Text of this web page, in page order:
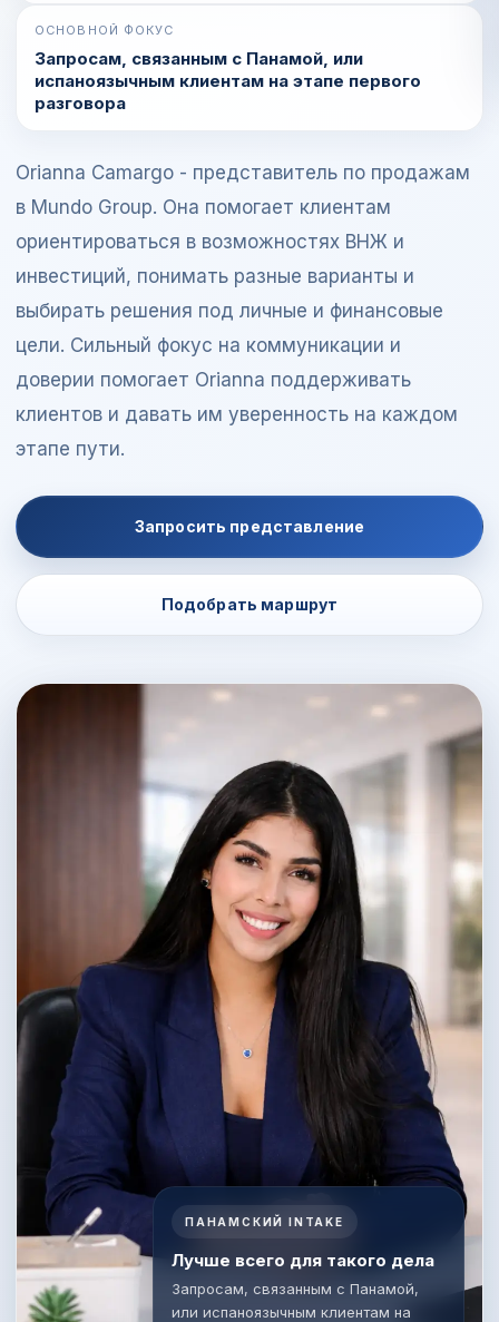
ОСНОВНОЙ ФОКУС
Запросам, связанным с Панамой, или
испаноязычным клиентам на этапе первого
разговора
Orianna Camargo - представитель по продажам
в Mundo Group. Она помогает клиентам
ориентироваться в возможностях ВНЖ и
инвестиций, понимать разные варианты и
выбирать решения под личные и финансовые
цели. Сильный фокус на коммуникации и
доверии помогает Orianna поддерживать
клиентов и давать им уверенность на каждом
этапе пути.
Запросить представление
Подобрать маршрут
ПАНАМСКИЙ INTAKE
Лучше всего для такого дела
Запросам, связанным с Панамой,
или испаноязычным клиентам на